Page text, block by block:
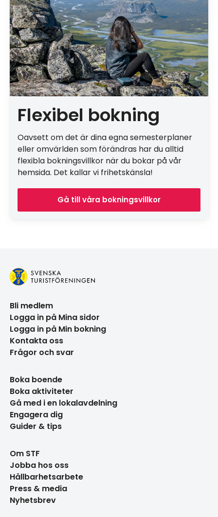
Flexibel bokning
Oavsett om det är dina egna semesterplaner
eller omvärlden som förändras har du alltid
flexibla bokningsvillkor när du bokar på vår
hemsida. Det kallar vi frihetskänsla!
Gå till våra bokningsvillkor
Bli medlem
Logga in på Mina sidor
Logga in på Min bokning
Kontakta oss
Frågor och svar
Boka boende
Boka aktiviteter
Gå med i en lokalavdelning
Engagera dig
Guider & tips
Om STF
Jobba hos oss
Hållbarhetsarbete
Press & media
Nyhetsbrev